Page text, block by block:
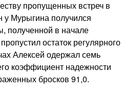
пропущенных встреч в
у Мурыгина получился
полученной в начале
остаток регулярного
Алексей одержал семь
коэффициент надежности
бросков 91,0.